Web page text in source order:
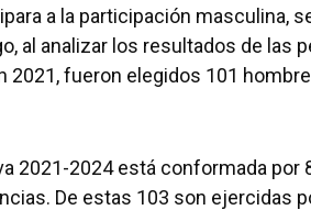
a la participación masculina,
al analizar los resultados de las
2021, fueron elegidos 101
2021-2024 está conformada
De estas 103 son ejercidas